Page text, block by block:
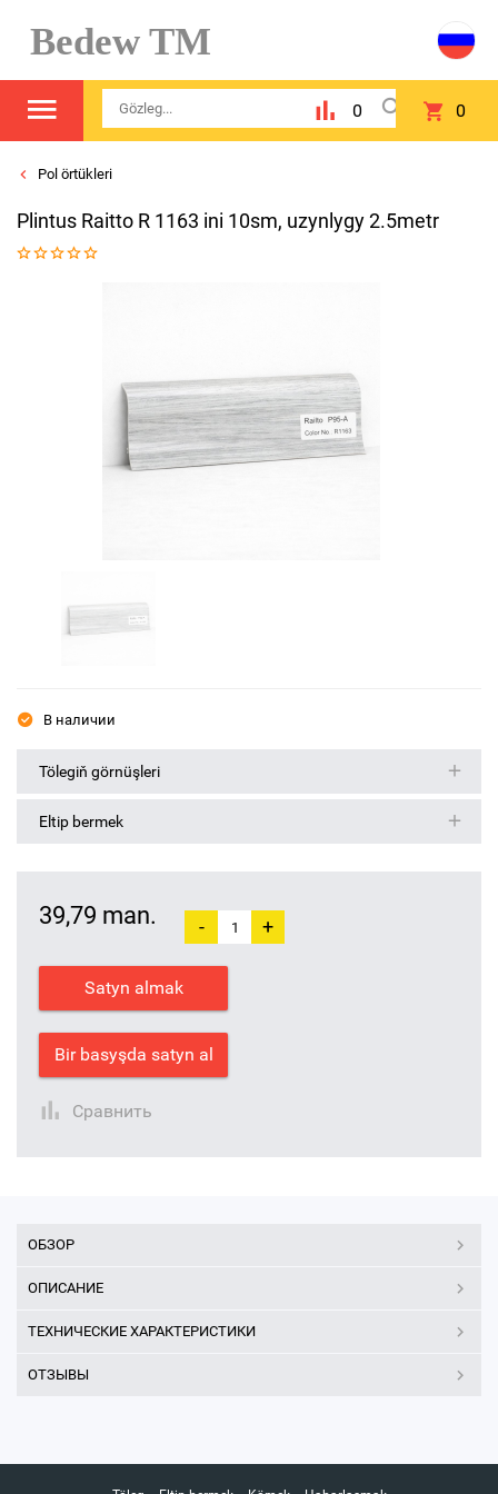
Bedew TM
0 0
Pol örtükleri
Plintus Raitto R 1163 ini 10sm, uzynlygy 2.5metr
В наличии
Tölegiň görnüşleri
Eltip bermek
39,79 man. - +
Satyn almak
Bir basyşda satyn al
Сравнить
ОБЗОР
ОПИСАНИЕ
ТЕХНИЧЕСКИЕ ХАРАКТЕРИСТИКИ
ОТЗЫВЫ